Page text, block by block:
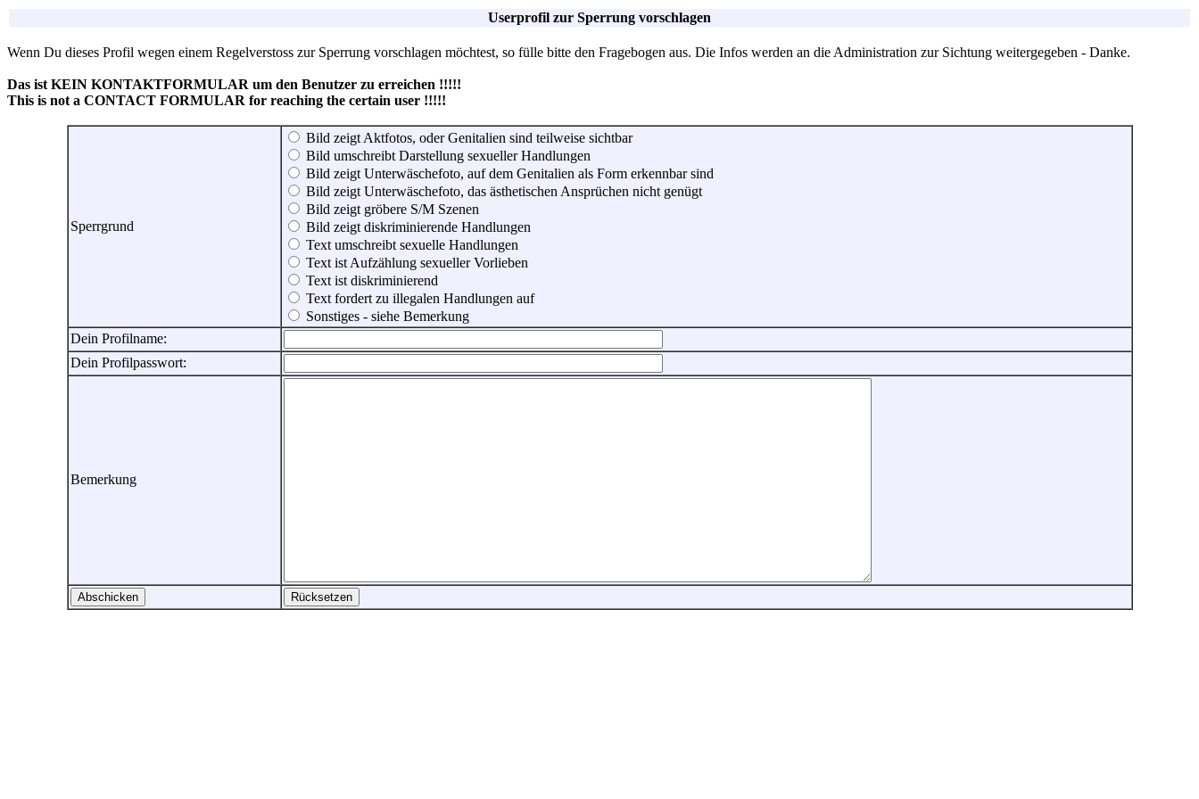
Userprofil zur Sperrung vorschlagen
Wenn Du dieses Profil wegen einem Regelverstoss zur Sperrung vorschlagen möchtest, so fülle bitte den Fragebogen aus. Die Infos werden an die Administration zur Sichtung weitergegeben - Danke.
Das ist KEIN KONTAKTFORMULAR um den Benutzer zu erreichen !!!!!
This is not a CONTACT FORMULAR for reaching the certain user !!!!!
Sperrgrund
Bild zeigt Aktfotos, oder Genitalien sind teilweise sichtbar
Bild umschreibt Darstellung sexueller Handlungen
Bild zeigt Unterwäschefoto, auf dem Genitalien als Form erkennbar sind
Bild zeigt Unterwäschefoto, das ästhetischen Ansprüchen nicht genügt
Bild zeigt gröbere S/M Szenen
Bild zeigt diskriminierende Handlungen
Text umschreibt sexuelle Handlungen
Text ist Aufzählung sexueller Vorlieben
Text ist diskriminierend
Text fordert zu illegalen Handlungen auf
Sonstiges - siehe Bemerkung
Dein Profilname:
Dein Profilpasswort:
Bemerkung